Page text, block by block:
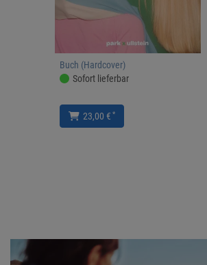
Buch (Hardcover)
Sofort lieferbar
23,00 € *